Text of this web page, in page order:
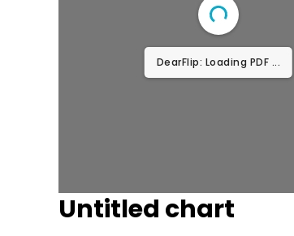
DearFlip: Loading PDF ...
Untitled chart